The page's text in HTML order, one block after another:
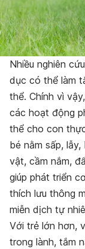
Nhiều nghiên
dục có thể làm
thể. Chính vì
các hoạt động
thể cho con
bé nằm sấp,
vật, cầm nắm,
giúp phát triển
thích lưu thông
miễn dịch tự
Với trẻ lớn hơn,
trong lành, tắm